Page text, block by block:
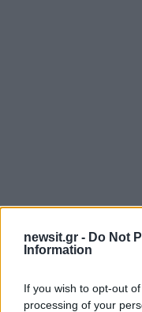
newsit.gr - Do Not
Information
If you wish to opt-out
processing of your